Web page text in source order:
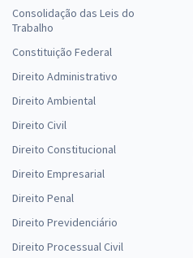
Consolidação das Leis do
Trabalho
Constituição Federal
Direito Administrativo
Direito Ambiental
Direito Civil
Direito Constitucional
Direito Empresarial
Direito Penal
Direito Previdenciário
Direito Processual Civil